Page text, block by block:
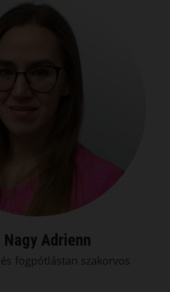
Nagy Adrienn
fogpótlástan szakorvos